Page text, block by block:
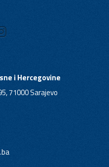
i Hercegovine
71000 Sarajevo